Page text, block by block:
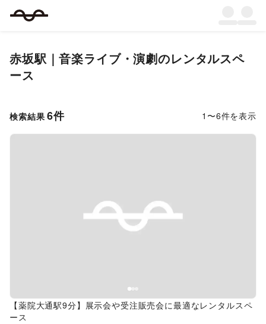
赤坂駅｜音楽ライブ・演劇のレンタルスペ
ース
検索結果 6件 1 〜6件を表示
Previous slide
【薬院大通駅9分】展示会や受注販売会に最適なレンタルスペ
ース